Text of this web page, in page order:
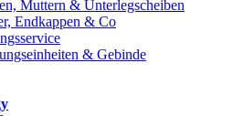
Muttern & Unterlegscheiben
Endkappen & Co
& Gebinde